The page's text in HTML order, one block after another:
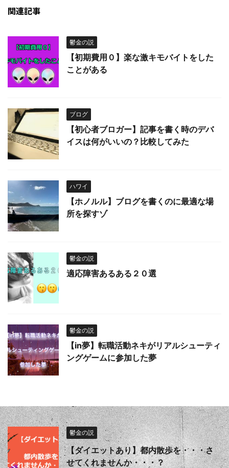
関連記事
鬱金の説
【初期費用０】楽な激キモバイトをした
ことがある
ブログ
【初心者ブロガー】記事を書く時のデバ
イスは何がいいの？比較してみた
ハワイ
【ホノルル】ブログを書くのに最適な場
所を探すゾ
鬱金の説
適応障害あるある２０選
鬱金の説
【in夢】転職活動ネキがリアルシューティ
ングゲームに参加した夢
鬱金の説
【ダイエットあり】都内散歩を・・・さ
せてくれませんか・・・？